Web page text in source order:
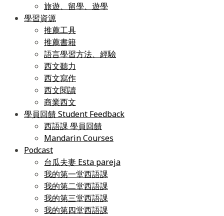
旅遊、留學、遊學
學習資源
推薦工具
推薦書籍
語言學習方法、經驗
西文聽力
西文寫作
西文閱讀
商業西文
學員回饋 Student Feedback
西語課 學員回饋
Mandarin Courses
Podcast
台瓜夫妻 Esta pareja
我的第一堂西語課
我的第二堂西語課
我的第三堂西語課
我的第四堂西語課